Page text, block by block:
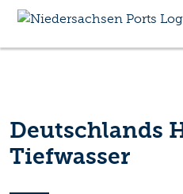
Deutschlands
Tiefwasser